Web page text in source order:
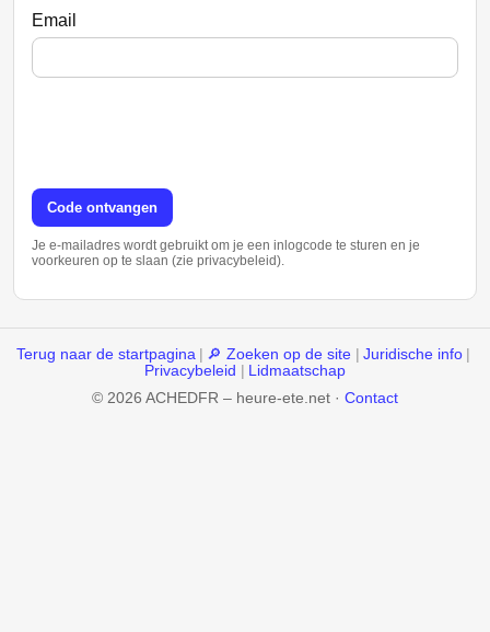
Email
Code ontvangen
Je e-mailadres wordt gebruikt om je een inlogcode te sturen en je
voorkeuren op te slaan (zie privacybeleid).
Terug naar de startpagina 🔎 Zoeken op de site Juridische info
Privacybeleid
Lidmaatschap
© 2026 ACHEDFR – heure-ete.net · Contact